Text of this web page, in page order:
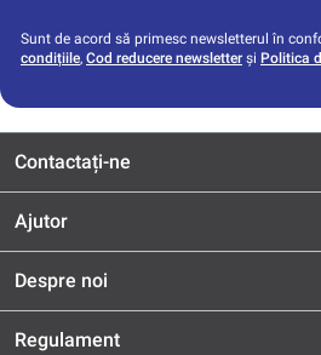
Sunt de acord să primesc newsletterul în
condițiile, Cod reducere newsletter și Politica
Contactați-ne
Ajutor
Despre noi
Regulament